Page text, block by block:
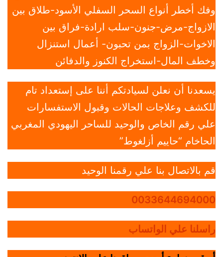
وفك أخطر أنواع السحر السفلي الأسود-طلاق بين
الازواج-مرض-جنون-سلب ارادة-فراق بين
الاخوات-الزواج بمن تحبون- أعمال استنزال
وخطف المال-استخراج الكنوز والدفائن
يسعدنا أن نعلن لسيادتكم أننا على إستعداد تام
للكشف وعلاجات الحالات وقبول الاستفسارات
علي رقم الخاص والوحيد للساحر اليهودي المغربي
الحاخام “حاييم أزلغوط”
قم بالاتصال بنا علي رقمنا الوحيد
0033644694000
راسلنا علي الواتساب